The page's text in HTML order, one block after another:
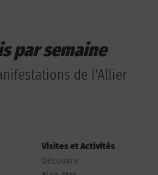
par semaine
de l'Allier
Visites et Activités
Découvrir